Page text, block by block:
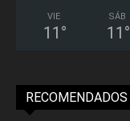
VIE
11 °
SÁB
11 °
RECOMENDADOS